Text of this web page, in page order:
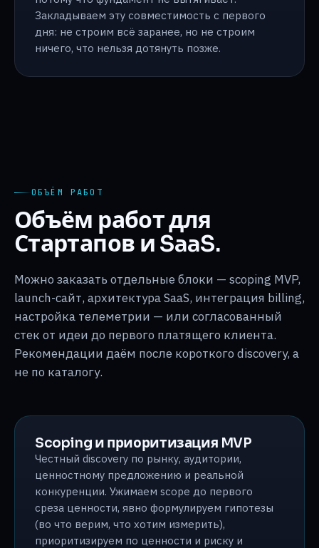
Закладываем эту совместимость с первого
дня: не строим всё заранее, но не строим
ничего, что нельзя дотянуть позже.
ОБЪЁМ РАБОТ
Объём работ для
Стартапов и SaaS.
Можно заказать отдельные блоки — scoping MVP,
launch-сайт, архитектура SaaS, интеграция billing,
настройка телеметрии — или согласованный
стек от идеи до первого платящего клиента.
Рекомендации даём после короткого discovery, а
не по каталогу.
Scoping и приоритизация MVP
Честный discovery по рынку, аудитории,
ценностному предложению и реальной
конкуренции. Ужимаем scope до первого
среза ценности, явно формулируем гипотезы
(во что верим, что хотим измерить),
приоритизируем по ценности и риску и